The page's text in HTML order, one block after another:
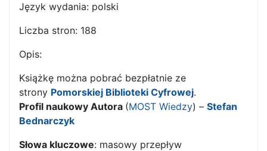
Język wydania: polski
Liczba stron: 188
Opis:
Książkę można pobrać bezpłatnie ze
strony Pomorskiej Biblioteki Cyfrowej.
Profil naukowy Autora (MOST Wiedzy) – Stefan
Bednarczyk
Słowa kluczowe: masowy przepływ